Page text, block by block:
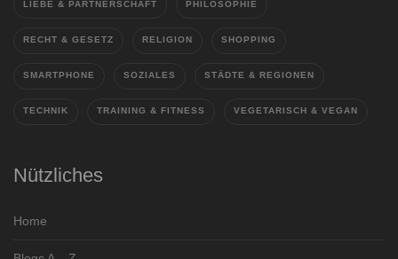
LIEBE & PARTNERSCHAFT PHILOSOPHIE
RECHT & GESETZ RELIGION SHOPPING
SMARTPHONE SOZIALES STÄDTE & REGIONEN
TECHNIK TRAINING & FITNESS VEGETARISCH & VEGAN
Nützliches
Home